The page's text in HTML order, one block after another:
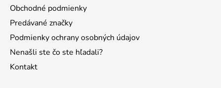
Obchodné podmienky
Predávané značky
Podmienky ochrany osobných údajov
Nenašli ste čo ste hľadali?
Kontakt